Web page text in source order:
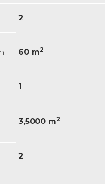
2
60 m2
1
3,5000 m2
2